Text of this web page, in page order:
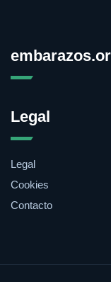
Legal
Legal
Cookies
Contacto